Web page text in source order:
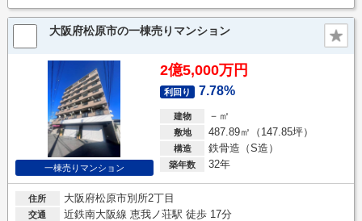
大阪府松原市の一棟売りマンション
一棟売りマンション
2億5,000万円
利回り 7.78%
建物 －㎡
敷地 487.89㎡（147.85坪）
構造 鉄骨造（S造）
築年数 32年
住所 大阪府松原市別所2丁目
交通 近鉄南大阪線 恵我ノ荘駅 徒歩 17分